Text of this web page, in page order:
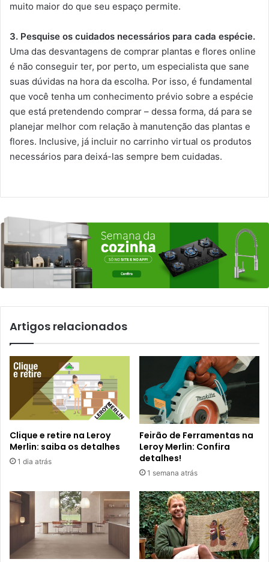
muito maior do que seu espaço permite.
3. Pesquise os cuidados necessários para cada espécie.
Uma das desvantagens de comprar plantas e flores online
é não conseguir ter, por perto, um especialista que sane
suas dúvidas na hora da escolha. Por isso, é fundamental
que você tenha um conhecimento prévio sobre a espécie
que está pretendendo comprar – dessa forma, dá para se
planejar melhor com relação à manutenção das plantas e
flores. Inclusive, já incluir no carrinho virtual os produtos
necessários para deixá-las sempre bem cuidadas.
Artigos relacionados
Clique e retire na Leroy
Merlin: saiba os detalhes
1 dia atrás
Feirão de Ferramentas na
Leroy Merlin: Confira
detalhes!
1 semana atrás